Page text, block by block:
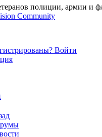
полиции, армии и
Community
Войти